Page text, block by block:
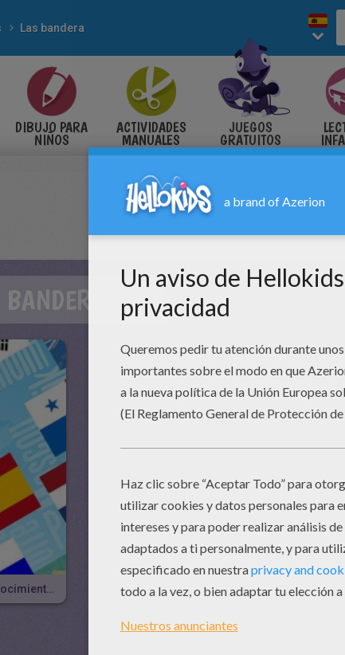
Las bandera
DIBUJO PARA
NIÑOS
ACTIVIDADES
MANUALES
JUEGOS
GRATUITOS